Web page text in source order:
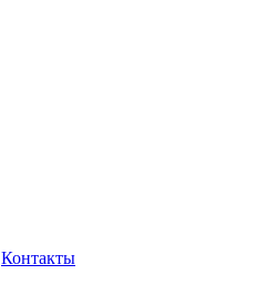
Контакты